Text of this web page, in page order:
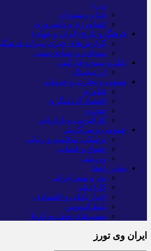
و…)
غذا و رستوران
کشاورزی و دامپروری
فرهنگ و تاریخ (ایران و جهان)
گزارش‌های خبری میراث
سوغات و صنایع دستی
بانک و بیمه و فارکس
ارزدیجیتال
صنعت و تجارت و خدمات
فناوری
اقتصاد گردشگری
خودرو
کارآفرینی و بازاریابی
عمومی و سرگرمی
پزشکی، سلامت و زیبایی
حقوق و قضایی
ورزشی
سایر راه‌ها
تور و سفر ایرانی
کارا دیلی
اخبار بانکی و اقتصادی
بلیط اتوبوس
مسیرهای نجف به کربلا
ایران وی تورز